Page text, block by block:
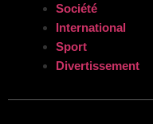
Société
International
Sport
Divertissement